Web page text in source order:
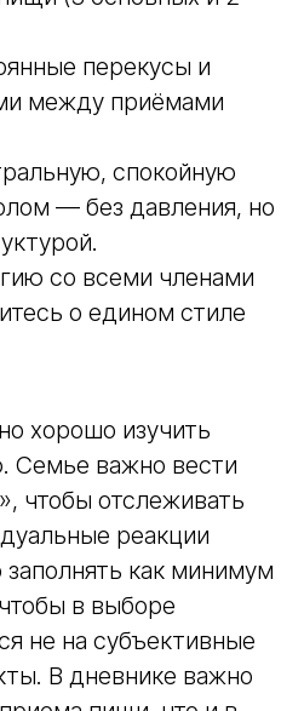
перекусы и
между приёмами
спокойную
— без давления, но
со всеми членами
о едином стиле
хорошо изучить
Семье важно вести
чтобы отслеживать
реакции
как минимум
в выборе
не на субъективные
В дневнике важно
и научитесь